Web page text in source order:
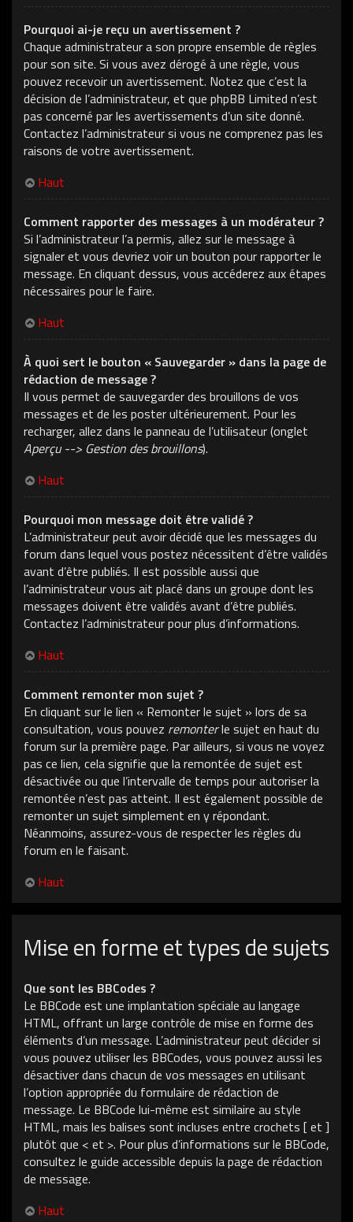
Pourquoi ai-je reçu un avertissement ?
Chaque administrateur a son propre ensemble de règles
pour son site. Si vous avez dérogé à une règle, vous
pouvez recevoir un avertissement. Notez que c’est la
décision de l’administrateur, et que phpBB Limited n’est
pas concerné par les avertissements d’un site donné.
Contactez l’administrateur si vous ne comprenez pas les
raisons de votre avertissement.
Haut
Comment rapporter des messages à un modérateur ?
Si l’administrateur l’a permis, allez sur le message à
signaler et vous devriez voir un bouton pour rapporter le
message. En cliquant dessus, vous accéderez aux étapes
nécessaires pour le faire.
Haut
À quoi sert le bouton « Sauvegarder » dans la page de
rédaction de message ?
Il vous permet de sauvegarder des brouillons de vos
messages et de les poster ultérieurement. Pour les
recharger, allez dans le panneau de l’utilisateur (onglet
Aperçu --> Gestion des brouillons).
Haut
Pourquoi mon message doit être validé ?
L’administrateur peut avoir décidé que les messages du
forum dans lequel vous postez nécessitent d’être validés
avant d’être publiés. Il est possible aussi que
l’administrateur vous ait placé dans un groupe dont les
messages doivent être validés avant d’être publiés.
Contactez l’administrateur pour plus d’informations.
Haut
Comment remonter mon sujet ?
En cliquant sur le lien « Remonter le sujet » lors de sa
consultation, vous pouvez remonterle sujet en haut du
forum sur la première page. Par ailleurs, si vous ne voyez
pas ce lien, cela signifie que la remontée de sujet est
désactivée ou que l’intervalle de temps pour autoriser la
remontée n’est pas atteint. Il est également possible de
remonter un sujet simplement en y répondant.
Néanmoins, assurez-vous de respecter les règles du
forum en le faisant.
Haut
Mise en forme et types de sujets
Que sont les BBCodes ?
Le BBCode est une implantation spéciale au langage
HTML, offrant un large contrôle de mise en forme des
éléments d’un message. L’administrateur peut décider si
vous pouvez utiliser les BBCodes, vous pouvez aussi les
désactiver dans chacun de vos messages en utilisant
l’option appropriée du formulaire de rédaction de
message. Le BBCode lui-même est similaire au style
HTML, mais les balises sont incluses entre crochets [ et ]
plutôt que < et >. Pour plus d’informations sur le BBCode,
consultez le guide accessible depuis la page de rédaction
de message.
Haut